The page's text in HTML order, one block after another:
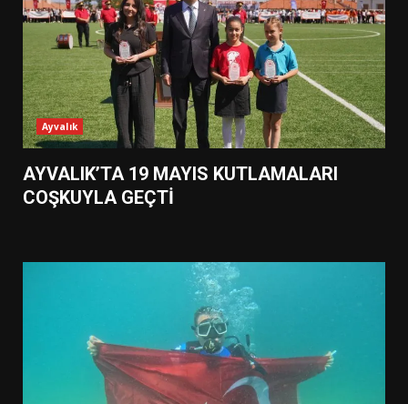
Ayvalık
AYVALIK’TA 19 MAYIS KUTLAMALARI
COŞKUYLA GEÇTİ